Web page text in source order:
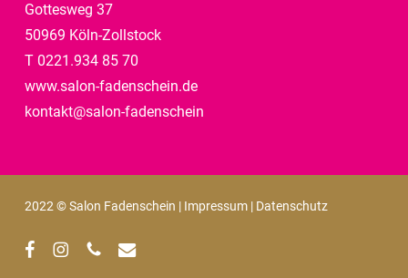
Gottesweg 37
50969 Köln-Zollstock
T 0221.934 85 70
www.salon-fadenschein.de
kontakt@salon-fadenschein
2022 © Salon Fadenschein | Impressum| Datenschutz
facebookinstagramphoneemail